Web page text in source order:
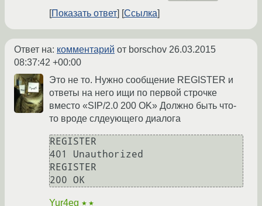
Показать ответ Ссылка
Ответ на: комментарий от borschov 26.03.2015
08:37:42 +00:00
Это не то. Нужно сообщение REGISTER и
ответы на него ищи по первой строчке
вместо «SIP/2.0 200 OK» Должно быть что-
то вроде слдеующего диалога
REGISTER
401 Unauthorized
REGISTER
Yur4eg ★★